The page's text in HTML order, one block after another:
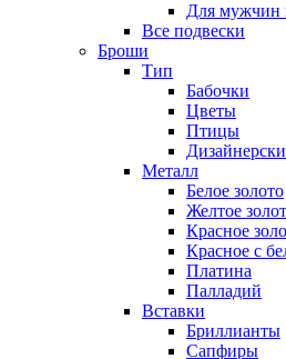
Для
Все подвески
Броши
Тип
Бабочки
Цветы
Птицы
Металл
Белое золото
Желтое
Красное
Красное с
Платина
Палладий
Вставки
Бриллианты
Сапфиры